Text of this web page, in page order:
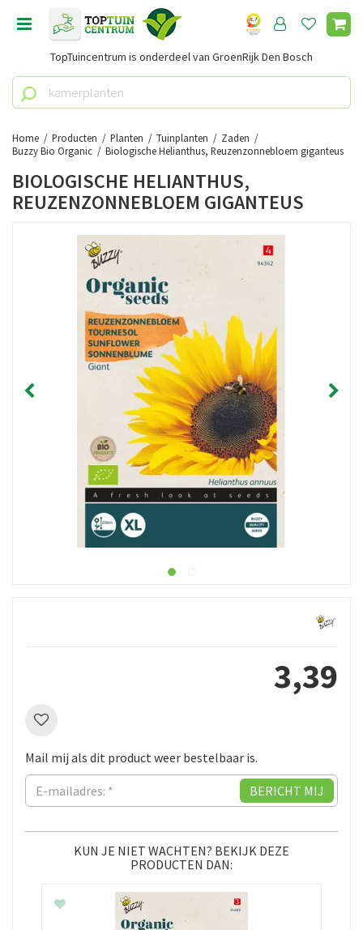
Home Producten Planten Tuinplanten
Zaden
Buzzy Bio Organic
Biologische Helianthus, Reuzenzonnebloem giganteus
TopTuincentrum is onderdeel van GroenRijk Den Bosch
BIOLOGISCHE HELIANTHUS,
REUZENZONNEBLOEM GIGANTEUS
3,39
Mail mij als dit product weer bestelbaar is.
KUN JE NIET WACHTEN? BEKIJK DEZE
PRODUCTEN DAN: